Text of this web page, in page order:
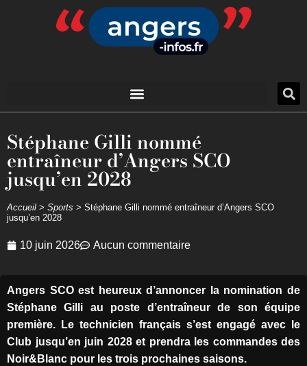
Stéphane Gilli nommé
entraîneur d’Angers SCO
jusqu’en 2028
Accueil > Sports > Stéphane Gilli nommé entraîneur d’Angers SCO
jusqu’en 2028
10 juin 2026 Aucun commentaire
Angers SCO est heureux d’annoncer la nomination de
Stéphane Gilli au poste d’entraîneur de son équipe
première. Le technicien français s’est engagé avec le
Club jusqu’en juin 2028 et prendra les commandes des
Noir&Blanc pour les trois prochaines saisons.